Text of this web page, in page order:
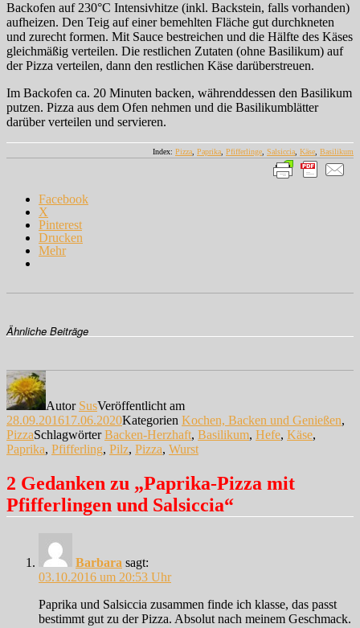
Backofen auf 230°C Intensivhitze (inkl. Backstein, falls vorhanden)
aufheizen. Den Teig auf einer bemehlten Fläche gut durchkneten
und zurecht formen. Mit Sauce bestreichen und die Hälfte des Käses
gleichmäßig verteilen. Die restlichen Zutaten (ohne Basilikum) auf
der Pizza verteilen, dann den restlichen Käse darüberstreuen.
Im Backofen ca. 20 Minuten backen, währenddessen den Basilikum
putzen. Pizza aus dem Ofen nehmen und die Basilikumblätter
darüber verteilen und servieren.
Index: Pizza, Paprika, Pfifferlinge, Salsiccia, Käse, Basilikum
Facebook
X
Pinterest
Drucken
Mehr
Ähnliche Beiträge
Autor SusVeröffentlicht am
28.09.201617.06.2020Kategorien Kochen, Backen und Genießen,
PizzaSchlagwörterBacken-Herzhaft, Basilikum, Hefe, Käse,
Paprika, Pfifferling, Pilz, Pizza, Wurst
2 Gedanken zu „Paprika-Pizza mit
Pfifferlingen und Salsiccia“
Barbara sagt:
03.10.2016 um 20:53 Uhr
Paprika und Salsiccia zusammen finde ich klasse, das passt
bestimmt gut zu der Pizza. Absolut nach meinem Geschmack.